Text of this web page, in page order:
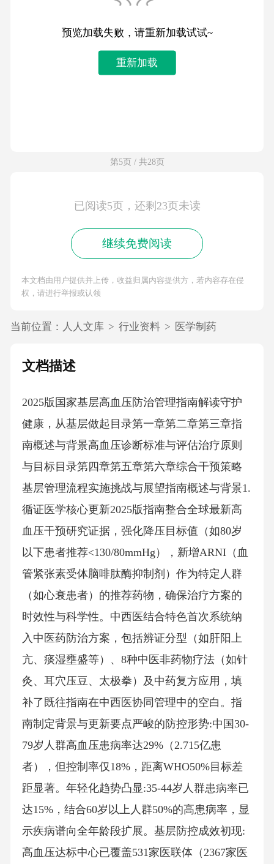
预览加载失败，请重新加载试试~
重新加载
第5页 / 共28页
已阅读5页，还剩23页未读
继续免费阅读
本文档由用户提供并上传，收益归属内容提供方，若内容存在侵
权，请进行举报或认领
当前位置： 人人文库 > 行业资料 > 医学制药
文档描述
2025版国家基层高血压防治管理指南解读守护
健康，从基层做起目录第一章第二章第三章指
南概述与背景高血压诊断标准与评估治疗原则
与目标目录第四章第五章第六章综合干预策略
基层管理流程实施挑战与展望指南概述与背景1.
循证医学核心更新2025版指南整合全球最新高
血压干预研究证据，强化降压目标值（如80岁
以下患者推荐<130/80mmHg），新增ARNI（血
管紧张素受体脑啡肽酶抑制剂）作为特定人群
（如心衰患者）的推荐药物，确保治疗方案的
时效性与科学性。中西医结合特色首次系统纳
入中医药防治方案，包括辨证分型（如肝阳上
亢、痰湿壅盛等）、8种中医非药物疗法（如针
灸、耳穴压豆、太极拳）及中药复方应用，填
补了既往指南在中西医协同管理中的空白。指
南制定背景与更新要点严峻的防控形势:中国30-
79岁人群高血压患病率达29%（2.715亿患
者），但控制率仅18%，距离WHO50%目标差
距显著。年轻化趋势凸显:35-44岁人群患病率已
达15%，结合60岁以上人群50%的高患病率，显
示疾病谱向全年龄段扩展。基层防控成效初现:
高血压达标中心已覆盖531家医联体（2367家医